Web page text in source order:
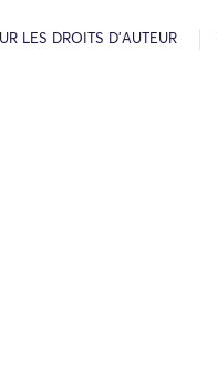
LES DROITS D’AUTEUR